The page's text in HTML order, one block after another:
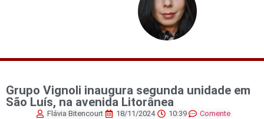
Grupo Vignoli inaugura segunda unidade em
São Luís, na avenida Litorânea
Flávia Bitencourt 18/11/2024 10:39 Comente